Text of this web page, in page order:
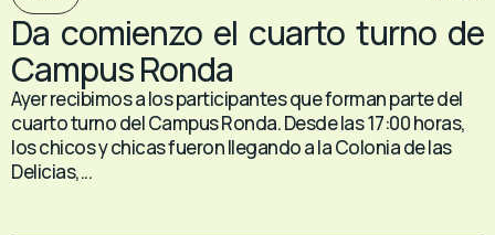
Da comienzo el cuarto turno de
Campus Ronda
Ayer recibimos a los participantes que forman parte del
cuarto turno del Campus Ronda. Desde las 17:00 horas,
los chicos y chicas fueron llegando a la Colonia de las
Delicias,...